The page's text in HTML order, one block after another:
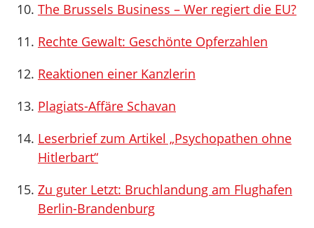
The Brussels Business – Wer regiert die EU?
Rechte Gewalt: Geschönte Opferzahlen
Reaktionen einer Kanzlerin
Plagiats-Affäre Schavan
Leserbrief zum Artikel „Psychopathen ohne
Hitlerbart“
Zu guter Letzt: Bruchlandung am Flughafen
Berlin-Brandenburg